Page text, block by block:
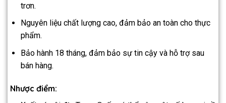
trơn.
Nguyên liệu chất lượng cao, đảm bảo an toàn cho thực
phẩm.
Bảo hành 18 tháng, đảm bảo sự tin cậy và hỗ trợ sau
bán hàng.
Nhược điểm: